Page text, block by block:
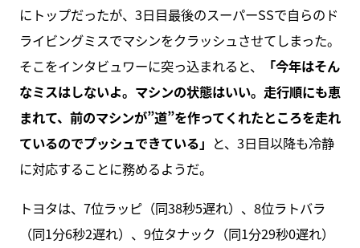
にトップだったが、3日目最後のスーパーSSで自らのド
ライビングミスでマシンをクラッシュさせてしまった。
そこをインタビュワーに突っ込まれると、
「今年はそん
なミスはしないよ。マシンの状態はいい。走行順にも恵
まれて、前のマシンが”道”を作ってくれたところを走れ
ているのでプッシュできている」 と、3日目以降も冷静
に対応することに務めるようだ。
トヨタは、7位ラッピ（同38秒5遅れ）、8位ラトバラ
（同1分6秒2遅れ）、9位タナック（同1分29秒0遅れ）